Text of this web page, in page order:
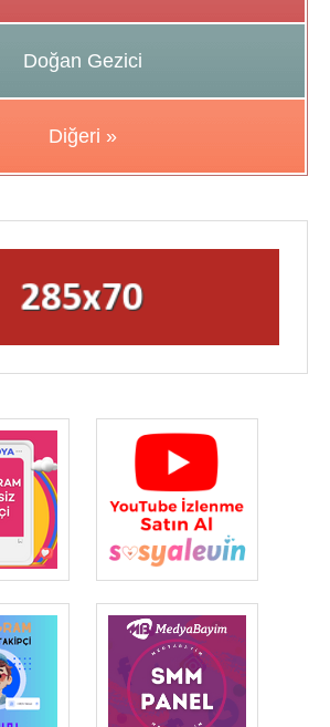
Doğan Gezici
Diğeri »